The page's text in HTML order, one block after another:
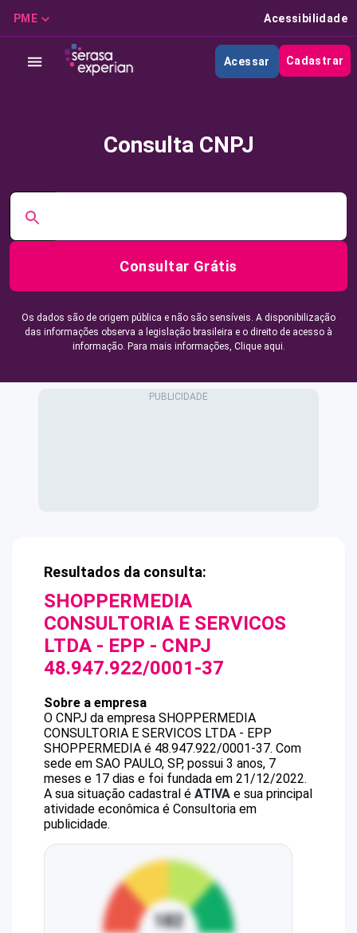
PME Acessibilidade
Acessar Cadastrar
Consulta CNPJ
Consultar Grátis
Os dados são de origem pública e não são sensíveis. A disponibilização
das informações observa a legislação brasileira e o direito de acesso à
informação. Para mais informações, Clique aqui.
Resultados da consulta:
SHOPPERMEDIA
CONSULTORIA E SERVICOS
LTDA - EPP - CNPJ
48.947.922/0001-37
Sobre a empresa
O CNPJ da empresa SHOPPERMEDIA
CONSULTORIA E SERVICOS LTDA - EPP
SHOPPERMEDIA é 48.947.922/0001-37. Com
sede em SAO PAULO, SP, possui 3 anos, 7
meses e 17 dias e foi fundada em 21/12/2022.
A sua situação cadastral é ATIVA e sua principal
atividade econômica é Consultoria em
publicidade.